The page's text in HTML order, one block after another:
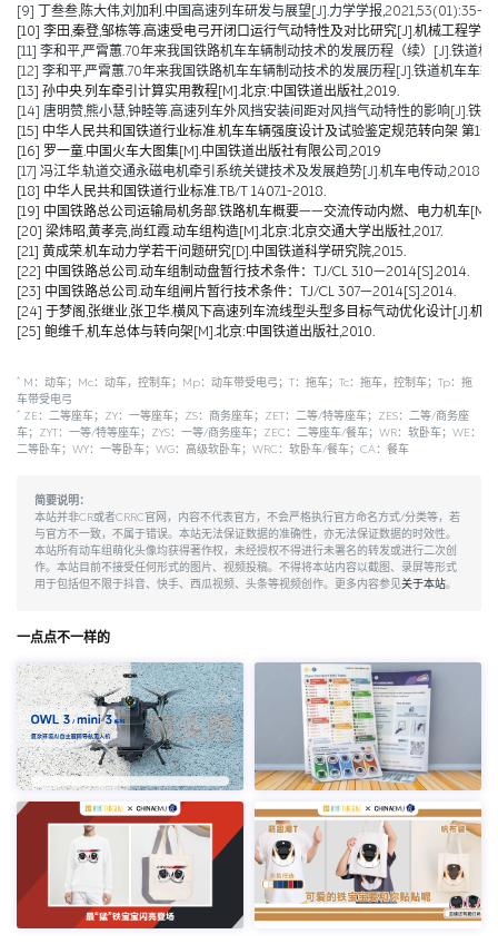
[9] 丁叁叁,陈大伟,刘加利.中国高速列车研发与展望[J].力学学报,2021,53(01):35-
[10] 李田,秦登,邹栋等.高速受电弓开闭口运行气动特性及对比研究[J].机械工程学
[11] 李和平,严霄蕙.70年来我国铁路机车车辆制动技术的发展历程（续）[J].铁道
[12] 李和平,严霄蕙.70年来我国铁路机车车辆制动技术的发展历程[J].铁道机车车
[13] 孙中央.列车牵引计算实用教程[M].北京:中国铁道出版社,2019.
[14] 唐明赞,熊小慧,钟睦等.高速列车外风挡安装间距对风挡气动特性的影响[J].铁
[15] 中华人民共和国铁道行业标准.机车车辆强度设计及试验鉴定规范转向架 第1
[16] 罗一童.中国火车大图集[M].中国铁道出版社有限公司,2019
[17] 冯江华.轨道交通永磁电机牵引系统关键技术及发展趋势[J].机车电传动
[18] 中华人民共和国铁道行业标准.TB/T 1407.1-2018.
[19] 中国铁路总公司运输局机务部.铁路机车概要——交流传动内燃、电力机车[M].
[20] 梁炜昭,黄孝亮,尚红霞.动车组构造[M].北京:北京交通大学出版社,2017.
[21] 黄成荣.机车动力学若干问题研究[D].中国铁道科学研究院,2015.
[22] 中国铁路总公司.动车组制动盘暂行技术条件：TJ/CL 310—2014[S].2014.
[23] 中国铁路总公司.动车组闸片暂行技术条件：TJ/CL 307—2014[S].2014.
[24] 于梦阁,张继业,张卫华.横风下高速列车流线型头型多目标气动优化设计[J].机
[25] 鲍维千,机车总体与转向架[M].北京:中国铁道出版社,2010.
* M：动车；Mc：动车，控制车；Mp：动车带受电弓；T：拖车；Tc：拖车，控制车；Tp：拖
车带受电弓
* ZE：二等座车；ZY：一等座车；ZS：商务座车；ZET：二等/特等座车；ZES：二等/商务座
车；ZYT：一等/特等座车；ZYS：一等/商务座车；ZEC：二等座车/餐车；WR：软卧车；WE：
二等卧车；WY：一等卧车；WG：高级软卧车；WRC：软卧车/餐车；CA：餐车
简要说明：
本站并非CR或者CRRC官网，内容不代表官方，不会严格执行官方命名方式/分类等，若
与官方不一致，不属于错误。本站无法保证数据的准确性，亦无法保证数据的时效性。
本站所有动车组萌化头像均获得著作权，未经授权不得进行未署名的转发或进行二次创
作。本站目前不接受任何形式的图片、视频投稿。不得将本站内容以截图、录屏等形式
用于包括但不限于抖音、快手、西瓜视频、头条等视频创作。更多内容参见关于本站。
一点点不一样的